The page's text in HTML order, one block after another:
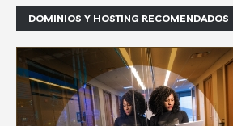
DOMINIOS Y HOSTING RECOMENDADOS